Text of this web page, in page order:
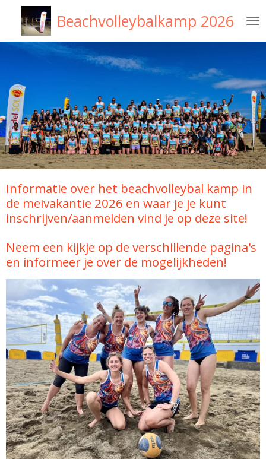
direct
naar
Beachvolleybalkamp 2026
Informatie over het beachvolleybal kamp in
de meivakantie 2026 en waar je je kunt
inschrijven/aanmelden vind je op deze site!
Neem een kijkje op de verschillende pagina's
en informeer je over de mogelijkheden!